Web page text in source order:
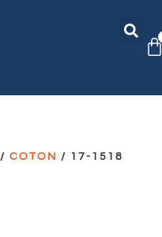
/COTON / 17-1518